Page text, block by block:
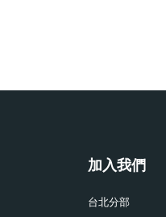
加入我們
台北分部